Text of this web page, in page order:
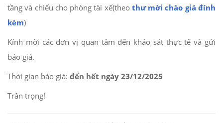
tầng và chiếu cho phòng tài xế(theo thư mời chào giá đính
kèm)
Kính mời các đơn vị quan tâm đến khảo sát thực tế và gửi
báo giá.
Thời gian báo giá: đến hết ngày 23/12/2025
Trân trọng!